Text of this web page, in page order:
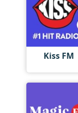
Kiss FM